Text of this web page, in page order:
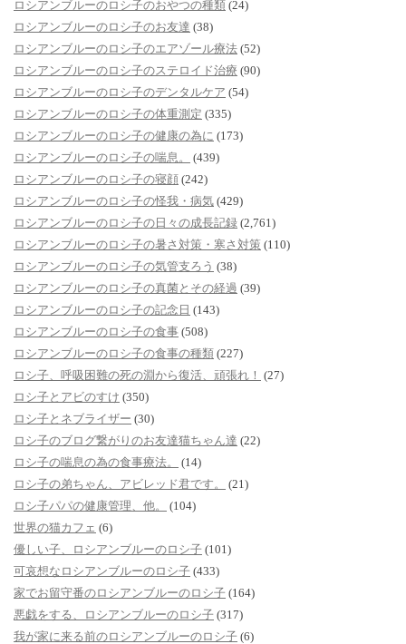
ロシアンブルーのロシ子のおやつの種類 (24)
ロシアンブルーのロシ子のお友達 (38)
ロシアンブルーのロシ子のエアゾール療法 (52)
ロシアンブルーのロシ子のステロイド治療 (90)
ロシアンブルーのロシ子のデンタルケア (54)
ロシアンブルーのロシ子の体重測定 (335)
ロシアンブルーのロシ子の健康の為に (173)
ロシアンブルーのロシ子の喘息。
(439)
ロシアンブルーのロシ子の寝顔 (242)
ロシアンブルーのロシ子の怪我・病気 (429)
ロシアンブルーのロシ子の日々の成長記録 (2,761)
ロシアンブルーのロシ子の暑さ対策・寒さ対策 (110)
ロシアンブルーのロシ子の気管支ろう (38)
ロシアンブルーのロシ子の真菌とその経過 (39)
ロシアンブルーのロシ子の記念日 (143)
ロシアンブルーのロシ子の食事 (508)
ロシアンブルーのロシ子の食事の種類 (227)
ロシ子、呼吸困難の死の淵から復活、頑張れ！ (27)
ロシ子とアビのすけ (350)
ロシ子とネブライザー (30)
ロシ子のブログ繋がりのお友達猫ちゃん達 (22)
ロシ子の喘息の為の食事療法。
(14)
ロシ子の弟ちゃん、アビレッド君です。
(21)
ロシ子パパの健康管理、他。
(104)
世界の猫カフェ (6)
優しい子、ロシアンブルーのロシ子 (101)
可哀想なロシアンブルーのロシ子 (433)
家でお留守番のロシアンブルーのロシ子 (164)
悪戯をする、ロシアンブルーのロシ子 (317)
我が家に来る前のロシアンブルーのロシ子 (6)